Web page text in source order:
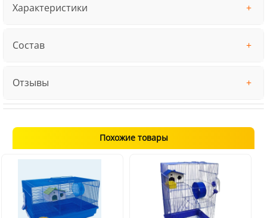
Характеристики
Состав
Отзывы
Похожие товары